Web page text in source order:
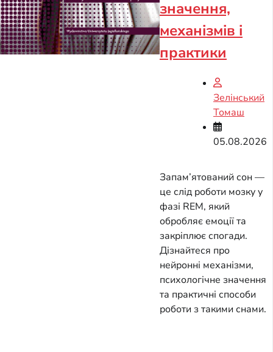
значення,
механізмів і
практики
Зелінський
Томаш
05.08.2026
Запам’ятований сон —
це слід роботи мозку у
фазі REM, який
обробляє емоції та
закріплює спогади.
Дізнайтеся про
нейронні механізми,
психологічне значення
та практичні способи
роботи з такими снами.